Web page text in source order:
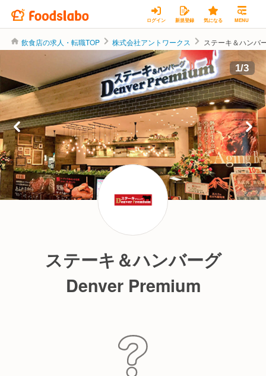
ログイン 新規登録 気になる MENU
飲食店の求人・転職TOP 株式会社アントワークス ステーキ＆ハンバ
株式会社アントワークス 1/3
ステーキ＆ハンバーグ
Denver Premium